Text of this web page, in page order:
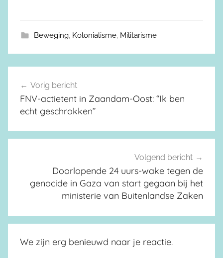
Beweging, Kolonialisme, Militarisme
Berichtnavigatie
Vorig bericht
FNV-actietent in Zaandam-Oost: “Ik ben
echt geschrokken”
Volgend bericht
Doorlopende 24 uurs-wake tegen de
genocide in Gaza van start gegaan bij het
ministerie van Buitenlandse Zaken
We zijn erg benieuwd naar je reactie.